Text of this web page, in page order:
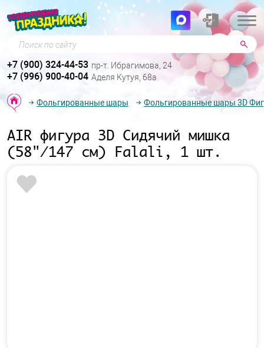
Поиск по сайту
+7 (900) 324-44-53 пр-т. Ибрагимова, 24
+7 (996) 900-40-04 Аделя Кутуя, 68а
Фольгированные шары Фольгированные шары 3D
AIR фигура 3D Сидячий мишка
(58"/147 см) Falali, 1 шт.